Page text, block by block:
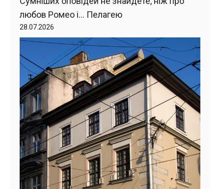
любов Ромео і… Пелагею
28.07.2026